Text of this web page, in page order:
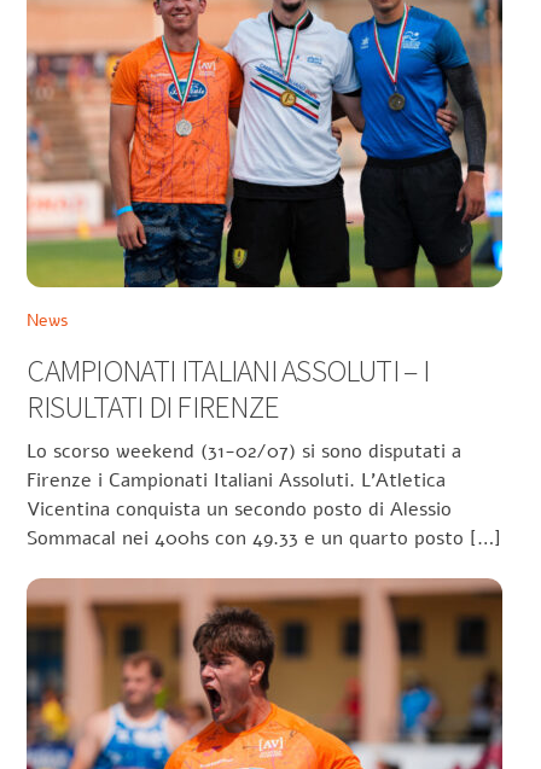
News
CAMPIONATI ITALIANI ASSOLUTI – I
RISULTATI DI FIRENZE
Lo scorso weekend (31-02/07) si sono disputati a
Firenze i Campionati Italiani Assoluti. L’Atletica
Vicentina conquista un secondo posto di Alessio
Sommacal nei 400hs con 49.33 e un quarto posto […]